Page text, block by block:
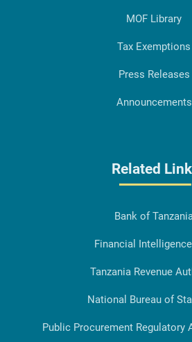
MOF Library
Tax Exemptions
Press Releases
Announcements
Related
Bank of
Financial
Tanzania Revenue
National Bureau of
Public Procurement Regulatory